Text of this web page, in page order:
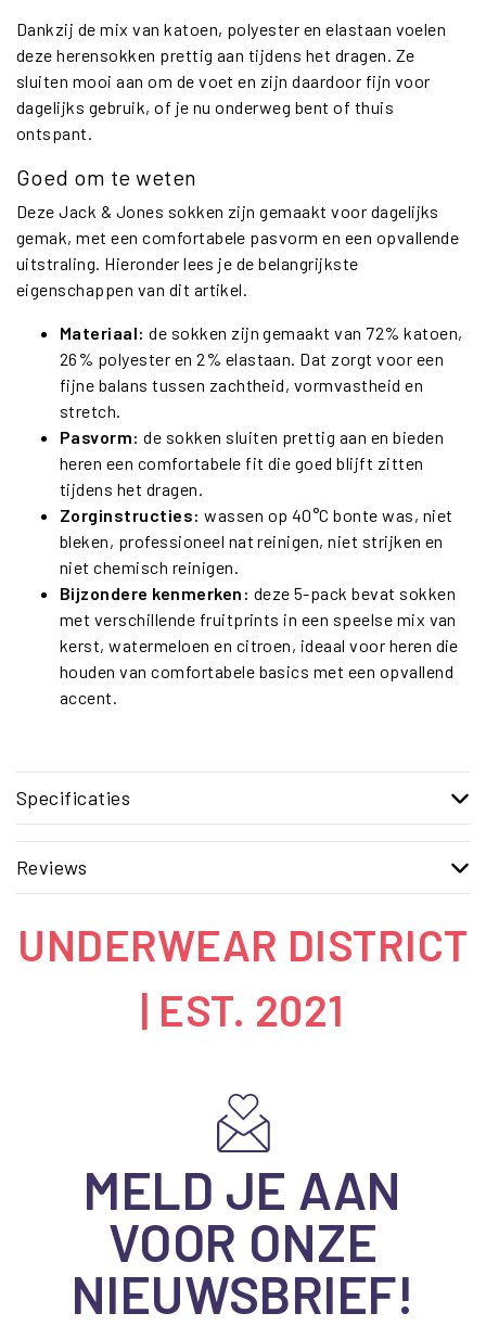
Dankzij de mix van katoen, polyester en elastaan voelen
deze herensokken prettig aan tijdens het dragen. Ze
sluiten mooi aan om de voet en zijn daardoor fijn voor
dagelijks gebruik, of je nu onderweg bent of thuis
ontspant.
Goed om te weten
Deze Jack & Jones sokken zijn gemaakt voor dagelijks
gemak, met een comfortabele pasvorm en een opvallende
uitstraling. Hieronder lees je de belangrijkste
eigenschappen van dit artikel.
Materiaal: de sokken zijn gemaakt van 72% katoen,
26% polyester en 2% elastaan. Dat zorgt voor een
fijne balans tussen zachtheid, vormvastheid en
stretch.
Pasvorm: de sokken sluiten prettig aan en bieden
heren een comfortabele fit die goed blijft zitten
tijdens het dragen.
Zorginstructies: wassen op 40°C bonte was, niet
bleken, professioneel nat reinigen, niet strijken en
niet chemisch reinigen.
Bijzondere kenmerken: deze 5-pack bevat sokken
met verschillende fruitprints in een speelse mix van
kerst, watermeloen en citroen, ideaal voor heren die
houden van comfortabele basics met een opvallend
accent.
Specificaties
Reviews
UNDERWEAR DISTRICT
| EST. 2021
MELD JE AAN
VOOR ONZE
NIEUWSBRIEF!